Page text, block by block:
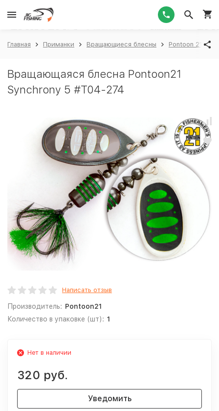
Главная Приманки Вращающиеся блесны Pontoon 21
Вращающаяся блесна Pontoon21
Synchrony 5 #T04-274
Написать отзыв
Производитель: Pontoon21
Количество в упаковке (шт): 1
Нет в наличии
320 руб.
Уведомить